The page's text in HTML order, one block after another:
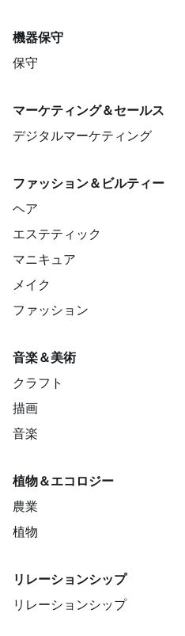
機器保守
保守
マーケティング＆セールス
デジタルマーケティング
ファッション＆ビルティー
ヘア
エステティック
マニキュア
メイク
ファッション
音楽＆美術
クラフト
描画
音楽
植物＆エコロジー
農業
植物
リレーションシップ
リレーションシップ